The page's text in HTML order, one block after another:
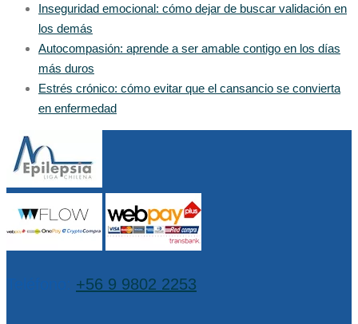
Inseguridad emocional: cómo dejar de buscar validación en
los demás
Autocompasión: aprende a ser amable contigo en los días
más duros
Estrés crónico: cómo evitar que el cansancio se convierta
en enfermedad
+56 9 9802 2253